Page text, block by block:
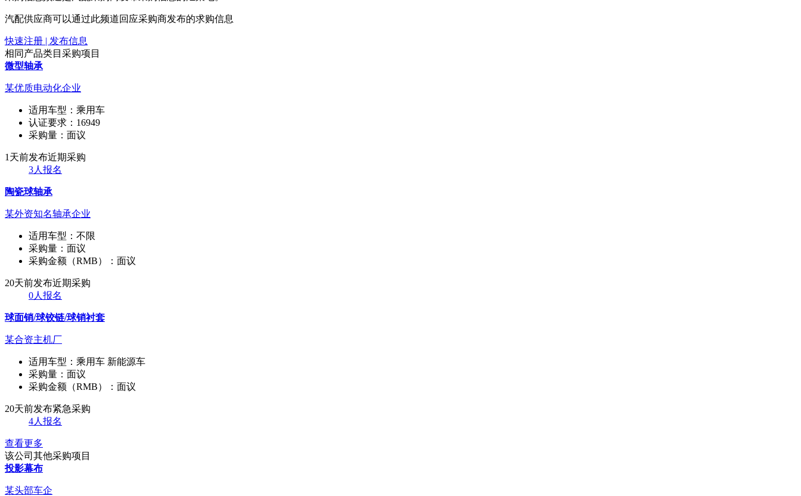
汽配供应商可以通过此频道回应采购商发布的求购信息
快速注册 | 发布信息
相同产品类目采购项目
微型轴承
某优质电动化企业
适用车型： 乘用车
认证要求： 16949
采购量： 面议
1天前发布近期采购
3人报名
陶瓷球轴承
某外资知名轴承企业
适用车型： 不限
采购量： 面议
采购金额（RMB）： 面议
20天前发布近期采购
0人报名
球面销/球铰链/球销衬套
某合资主机厂
适用车型： 乘用车 新能源车
采购量： 面议
采购金额（RMB）： 面议
20天前发布紧急采购
4人报名
查看更多
该公司其他采购项目
投影幕布
某头部车企